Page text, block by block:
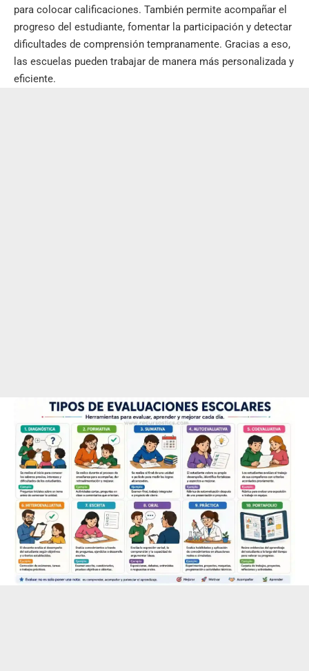
para colocar calificaciones. También permite acompañar el
progreso del estudiante, fomentar la participación y detectar
dificultades de comprensión tempranamente. Gracias a eso,
las escuelas pueden trabajar de manera más personalizada y
eficiente.